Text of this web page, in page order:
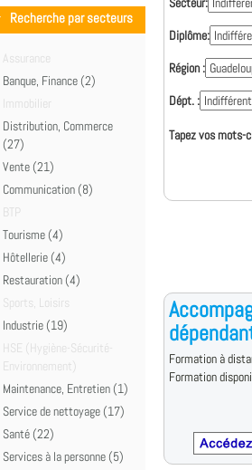
Recherche par secteurs
Assurance
Banque, Finance (2)
Immobilier
Distribution, Commerce
(27)
Vente (21)
Communication (8)
BTP
Tourisme (4)
Hôtellerie (4)
Restauration (4)
Sports, Loisirs
Industrie (19)
HSE (Hygiène-Sécurité-
Environnement)
Maintenance, Entretien (1)
Service de nettoyage (17)
Santé (22)
Services à la personne (5)
Diplôme:
Région :
Dépt. :
Tapez vos mots-
Formation à
Formation